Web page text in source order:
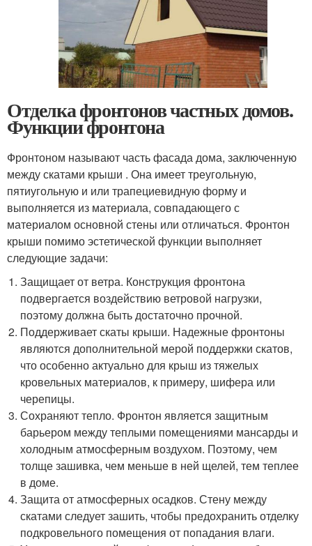
Отделка фронтонов частных домов.
Функции фронтона
Фронтоном называют часть фасада дома, заключенную
между скатами крыши . Она имеет треугольную,
пятиугольную и или трапециевидную форму и
выполняется из материала, совпадающего с
материалом основной стены или отличаться. Фронтон
крыши помимо эстетической функции выполняет
следующие задачи:
Защищает от ветра. Конструкция фронтона
подвергается воздействию ветровой нагрузки,
поэтому должна быть достаточно прочной.
Поддерживает скаты крыши. Надежные фронтоны
являются дополнительной мерой поддержки скатов,
что особенно актуально для крыш из тяжелых
кровельных материалов, к примеру, шифера или
черепицы.
Сохраняют тепло. Фронтон является защитным
барьером между теплыми помещениями мансарды и
холодным атмосферным воздухом. Поэтому, чем
толще зашивка, чем меньше в ней щелей, тем теплее
в доме.
Защита от атмосферных осадков. Стену между
скатами следует зашить, чтобы предохранить отделку
подкровельного помещения от попадания влаги.